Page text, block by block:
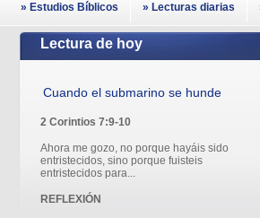
» Estudios Bíblicos » Lecturas diarias
Lectura de hoy
Cuando el submarino se hunde
2 Corintios 7:9-10
Ahora me gozo, no porque hayáis sido
entristecidos, sino porque fuisteis
entristecidos para...
REFLEXIÓN